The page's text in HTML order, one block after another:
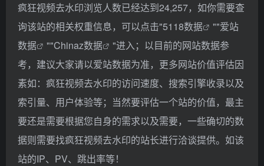
疯狂视频去水印浏览人数已经达到24,257，如你需要查
询该站的相关权重信息，可以点击"5118数据 ""爱站
数据
""Chinaz数据
"进入；以目前的网站数据参
考，建议大家请以爱站数据为准，更多网站价值评估因
素如：疯狂视频去水印的访问速度、搜索引擎收录以及
索引量、用户体验等；当然要评估一个站的价值，最主
要还是需要根据您自身的需求以及需要，一些确切的数
据则需要找疯狂视频去水印的站长进行洽谈提供。如该
站的IP、PV、跳出率等！